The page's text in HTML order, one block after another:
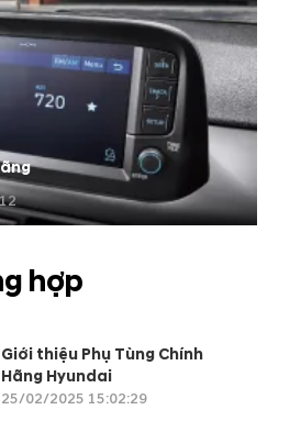
hợp
Giới thiệu Phụ Tùng Chính
Hãng Hyundai
25/02/2025 15:02:29